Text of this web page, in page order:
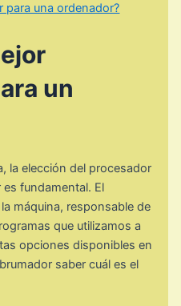
para una ordenador?
un
la elección del procesador
fundamental. El
máquina, responsable de
que utilizamos a
opciones disponibles en
saber cuál es el